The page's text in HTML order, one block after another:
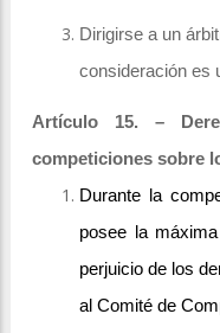
Dirigirse a un
consideración es
Artículo 15. –
competiciones sobre
Durante la
posee la
perjuicio de los
al Comité de